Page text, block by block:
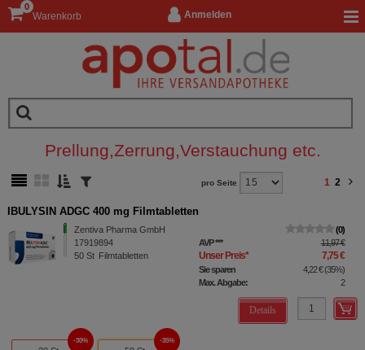
Anmelden
Warenkorb
0
Prellung,Zerrung,Verstauchung etc.
pro Seite 1 2
IBULYSIN ADGC 400 mg Filmtabletten
Zentiva Pharma GmbH
17919894
50 St Filmtabletten
0
AVP*** 11,97 €
Unser Preis* 7,75 €
Sie sparen 4,22 €(35%)
Max. Abgabe:
2
Details
30% 35%